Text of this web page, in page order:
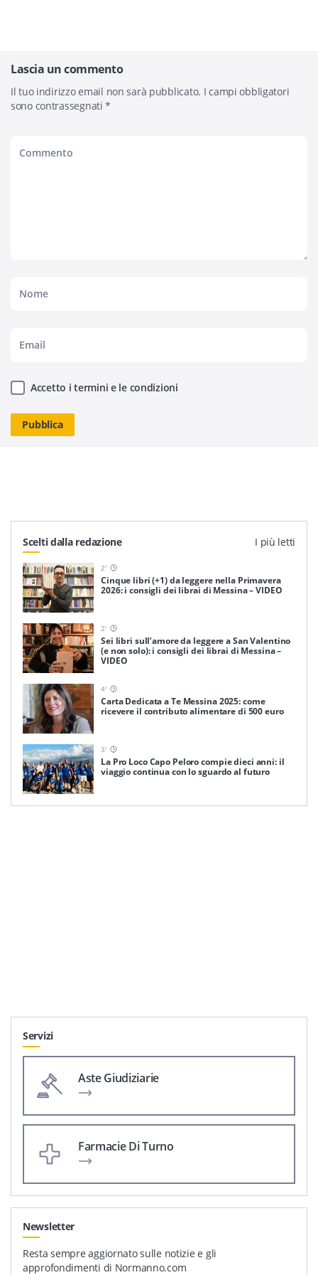
Lascia un commento
Il tuo indirizzo email non sarà pubblicato. I campi obbligatori
sono contrassegnati*
Accetto i termini e le condizioni
Scelti dalla redazione I più letti
2'
Cinque libri (+1) da leggere nella Primavera
2026: i consigli dei librai di Messina – VIDEO
2'
Sei libri sull’amore da leggere a San Valentino
(e non solo): i consigli dei librai di Messina –
VIDEO
4'
Carta Dedicata a Te Messina 2025: come
ricevere il contributo alimentare di 500 euro
3'
La Pro Loco Capo Peloro compie dieci anni: il
viaggio continua con lo sguardo al futuro
Servizi
Aste Giudiziarie
Farmacie Di Turno
Newsletter
Resta sempre aggiornato sulle notizie e gli
approfondimenti di Normanno.com